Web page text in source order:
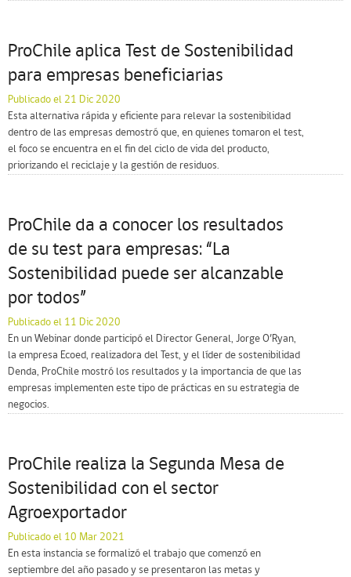
ProChile aplica Test de Sostenibilidad
para empresas beneficiarias
Publicado el 21 Dic 2020
Esta alternativa rápida y eficiente para relevar la sostenibilidad
dentro de las empresas demostró que, en quienes tomaron el test,
el foco se encuentra en el fin del ciclo de vida del producto,
priorizando el reciclaje y la gestión de residuos.
ProChile da a conocer los resultados
de su test para empresas: “La
Sostenibilidad puede ser alcanzable
por todos”
Publicado el 11 Dic 2020
En un Webinar donde participó el Director General, Jorge O’Ryan,
la empresa Ecoed, realizadora del Test, y el líder de sostenibilidad
Denda, ProChile mostró los resultados y la importancia de que las
empresas implementen este tipo de prácticas en su estrategia de
negocios.
ProChile realiza la Segunda Mesa de
Sostenibilidad con el sector
Agroexportador
Publicado el 10 Mar 2021
En esta instancia se formalizó el trabajo que comenzó en
septiembre del año pasado y se presentaron las metas y